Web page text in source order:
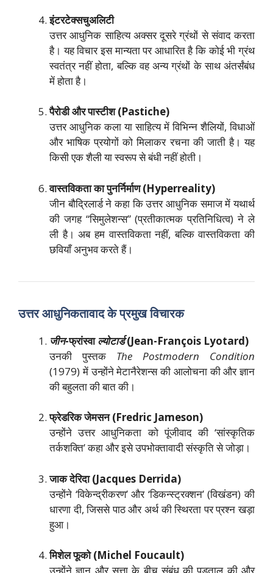
इंटरटेक्सचुअलिटी
उत्तर आधुनिक साहित्य अक्सर दूसरे ग्रंथों से संवाद करता
है। यह विचार इस मान्यता पर आधारित है कि कोई भी ग्रंथ
स्वतंत्र नहीं होता, बल्कि वह अन्य ग्रंथों के साथ अंतर्संबंध
में होता है।
पैरोडी और पास्टीश (Pastiche)
उत्तर आधुनिक कला या साहित्य में विभिन्न शैलियों, विधाओं
और भाषिक प्रयोगों को मिलाकर रचना की जाती है। यह
किसी एक शैली या स्वरूप से बंधी नहीं होती।
वास्तविकता का पुनर्निर्माण (Hyperreality)
जीन बौद्रिलार्ड ने कहा कि उत्तर आधुनिक समाज में यथार्थ
की जगह “सिमुलेशन्स” (प्रतीकात्मक प्रतिनिधित्व) ने ले
ली है। अब हम वास्तविकता नहीं, बल्कि वास्तविकता की
छवियाँ अनुभव करते हैं।
उत्तर आधुनिकतावाद के प्रमुख विचारक
जीन-फ्रांस्वाल्योटार्ड(Jean-François Lyotard)
उनकी पुस्तक The Postmodern Condition
(1979) में उन्होंने मेटानैरेशन्स की आलोचना की और ज्ञान
की बहुलता की बात की।
फ्रेडरिक जेमसन (Fredric Jameson)
उन्होंने उत्तर आधुनिकता को पूंजीवाद की ‘सांस्कृतिक
तर्कशक्ति’ कहा और इसे उपभोक्तावादी संस्कृति से जोड़ा।
जाक देरिदा (Jacques Derrida)
उन्होंने ‘विकेन्द्रीकरण’ और ‘डिकन्स्ट्रक्शन’ (विखंडन) की
धारणा दी, जिससे पाठ और अर्थ की स्थिरता पर प्रश्न खड़ा
हुआ।
मिशेल फूको (Michel Foucault)